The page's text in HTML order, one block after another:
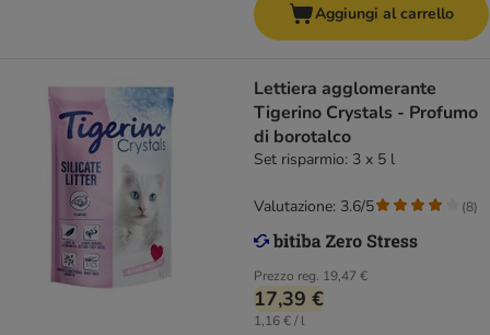
Aggiungi al carrello
Lettiera agglomerante
Tigerino Crystals - Profumo
di borotalco
Set risparmio: 3 x 5 l
Prezzo reg. 19,47 €
17,39 €
1,16 € / l
Valutazione: 3.6/5 (8)